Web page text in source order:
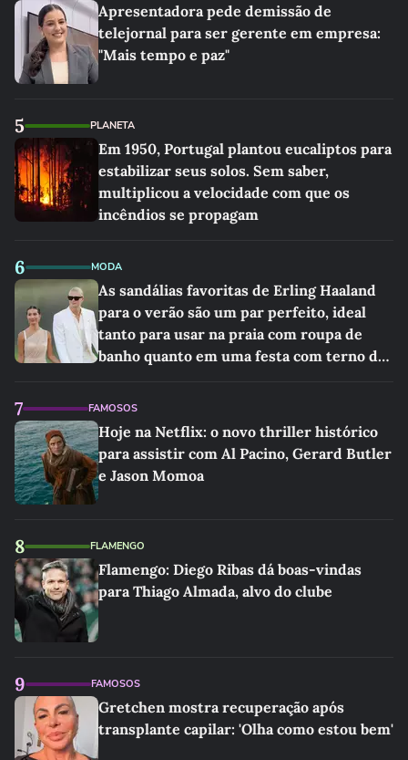
Apresentadora pede demissão de
telejornal para ser gerente em empresa:
"Mais tempo e paz"
5 PLANETA
Em 1950, Portugal plantou eucaliptos para
estabilizar seus solos. Sem saber,
multiplicou a velocidade com que os
incêndios se propagam
6 MODA
As sandálias favoritas de Erling Haaland
para o verão são um par perfeito, ideal
tanto para usar na praia com roupa de
banho quanto em uma festa com terno de
7 FAMOSOS
Hoje na Netflix: o novo thriller histórico
para assistir com Al Pacino, Gerard Butler
e Jason Momoa
8 FLAMENGO
Flamengo: Diego Ribas dá boas-vindas
para Thiago Almada, alvo do clube
9 FAMOSOS
Gretchen mostra recuperação após
transplante capilar: 'Olha como estou bem'